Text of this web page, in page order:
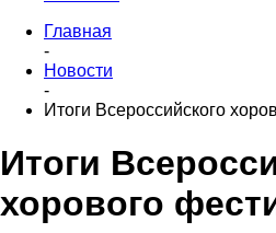
Главная
-
Новости
-
Итоги Всероссийского
Итоги
хорового